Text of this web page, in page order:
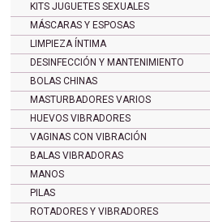
KITS JUGUETES SEXUALES
MÁSCARAS Y ESPOSAS
LIMPIEZA ÍNTIMA
DESINFECCIÓN Y MANTENIMIENTO
BOLAS CHINAS
MASTURBADORES VARIOS
HUEVOS VIBRADORES
VAGINAS CON VIBRACIÓN
BALAS VIBRADORAS
MANOS
PILAS
ROTADORES Y VIBRADORES